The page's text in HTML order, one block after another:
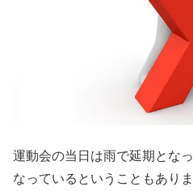
運動会の当日は雨で延期とな
なっているということもありま